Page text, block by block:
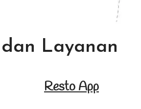
Layanan
Resto App